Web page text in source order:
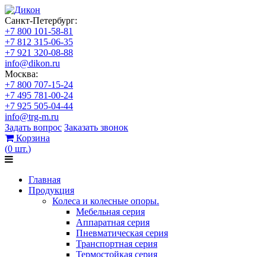
Санкт-Петербург:
+7 800 101-58-81
+7 812 315-06-35
+7 921 320-08-88
info@dikon.ru
Москва:
+7 800 707-15-24
+7 495 781-00-24
+7 925 505-04-44
info@trg-m.ru
Задать вопрос Заказать звонок
Корзина
(0 шт.)
Главная
Продукция
Колеса и колесные опоры.
Мебельная серия
Аппаратная серия
Пневматическая серия
Транспортная серия
Термостойкая серия